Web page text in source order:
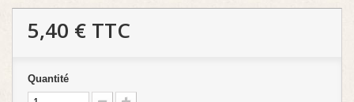
5,40 € TTC
Quantité